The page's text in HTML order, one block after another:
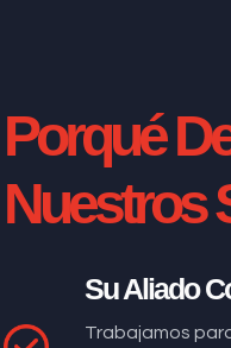
Porqué
Nuestros
Su Aliado
Trabajamos